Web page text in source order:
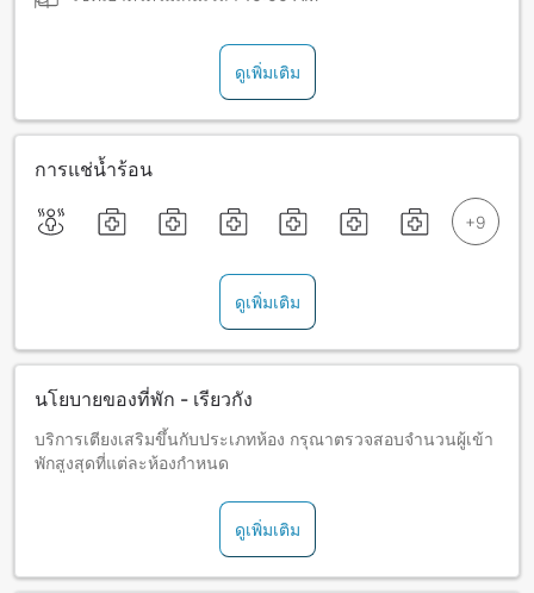
ดูเพิ่มเติม
การแช่น้ำร้อน
ดูเพิ่มเติม
นโยบายของที่พัก - เรียวกัง
บริการเตียงเสริมขึ้นกับประเภทห้อง กรุณาตรวจสอบจำนวนผู้เข้า
พักสูงสุดที่แต่ละห้องกำหนด
ดูเพิ่มเติม